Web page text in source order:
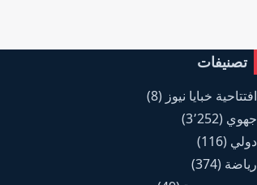
تصنيفات
افتتاحية خبايا نيوز (8)
جهوي (3٬252)
دولي (116)
رياضة (374)